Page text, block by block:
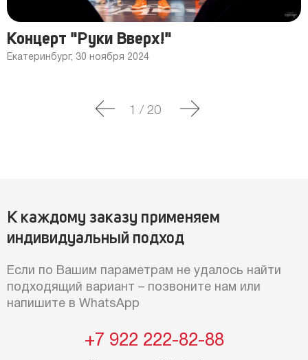
Концерт "Руки Вверх!"
Екатеринбург, 30 ноября 2024
1 / 20
К каждому заказу применяем
индивидуальный подход
Если по Вашим параметрам не удалось найти
подходящий вариант – позвоните нам или
напишите в WhatsApp
+7 922 222-82-88